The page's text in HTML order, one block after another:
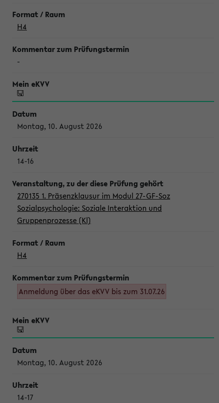
H4
-
Montag, 10. August 2026
14-16
270135 1. Präsenzklausur im Modul 27-GF-Soz
Sozialpsychologie: Soziale Interaktion und
Gruppenprozesse (Kl)
H4
Anmeldung über das eKVV bis zum 31.07.26
Montag, 10. August 2026
14-17